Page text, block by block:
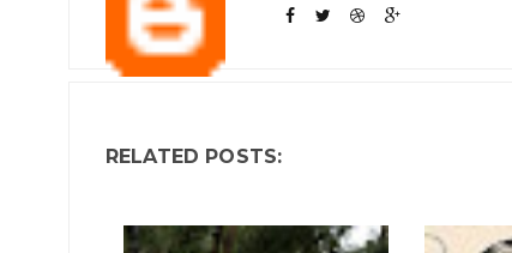
RELATED POSTS: